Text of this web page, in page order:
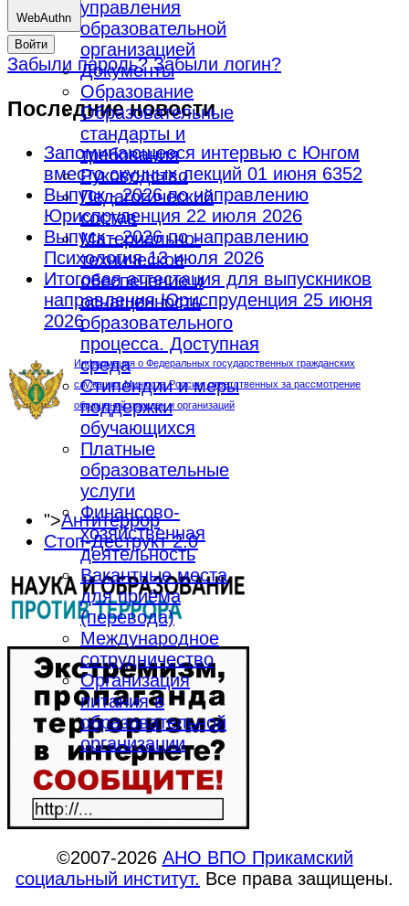
управления
образовательной
организацией
Документы
Образование
Образовательные
стандарты и
требования
Руководство
Педагогический
состав
Материально-
техническое
обеспечение и
оснащенность
образовательного
процесса. Доступная
среда
Стипендии и меры
поддержки
обучающихся
Платные
образовательные
услуги
Финансово-
хозяйственная
деятельность
Вакантные места
для приёма
(перевода)
Международное
сотрудничество
Организация
питания в
образовательной
организации
WebAuthn
Войти
Забыли пароль?Забыли логин?
Последние новости
Запоминающееся интервью с Юнгом
вместо скучных лекций 01 июня 6352
Выпуск - 2026 по направлению
Юриспруденция 22 июля 2026
Выпуск - 2026 по направлению
Психология13 июля 2026
Итоговая аттестация для выпускников
направления Юриспруденция 25 июня
2026
Информация о Федеральных государственных гражданских
служащих Минюста России, ответственных за рассмотрение
обращений граждан и организаций
">Антитеррор
Стоп-Деструкт 2.0
©2007-2026 АНО ВПО Прикамский
социальный институт. Все права защищены.